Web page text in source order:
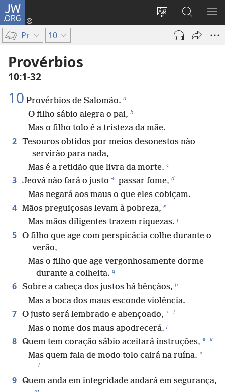
JW.ORG
Mudar
idioma
Log
Buscar
no
JW.ORG
Pr 10
Provérbios
10:1-32
10 Provérbios de Salomão. a
O filho sábio alegra o pai, b
Mas o filho tolo é a tristeza da mãe.
2 Tesouros obtidos por meios desonestos não
servirão para nada,
Mas é a retidão que livra da morte. c
3 Jeová não fará o justo * passar fome, d
Mas negará aos maus o que eles cobiçam.
4 Mãos preguiçosas levam à pobreza, e
Mas mãos diligentes trazem riquezas. f
5 O filho que age com perspicácia colhe durante o
verão,
Mas o filho que age vergonhosamente dorme
durante a colheita. g
6 Sobre a cabeça dos justos há bênçãos, h
Mas a boca dos maus esconde violência.
7 O justo será lembrado e abençoado, * i
Mas o nome dos maus apodrecerá. j
8 Quem tem coração sábio aceitará instruções, * k
Mas quem fala de modo tolo cairá na ruína. *
l
9 Quem anda em integridade andará em segurança,